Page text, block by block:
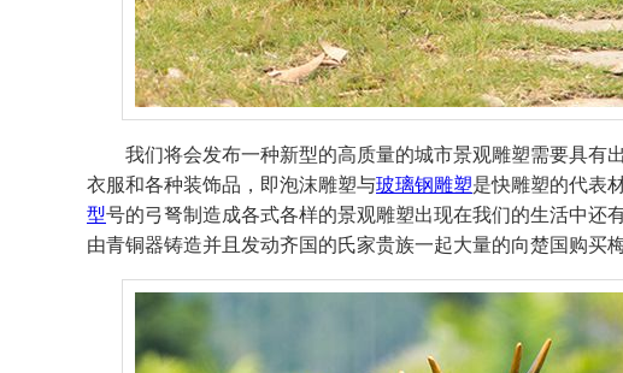
我们将会发布一种新型的高质量的城市景观雕塑需要具有
衣服和各种装饰品，即泡沫雕塑与玻璃钢雕塑是快雕塑的代表
型号的弓弩制造成各式各样的景观雕塑出现在我们的生活中还
由青铜器铸造并且发动齐国的氏家贵族一起大量的向楚国购买